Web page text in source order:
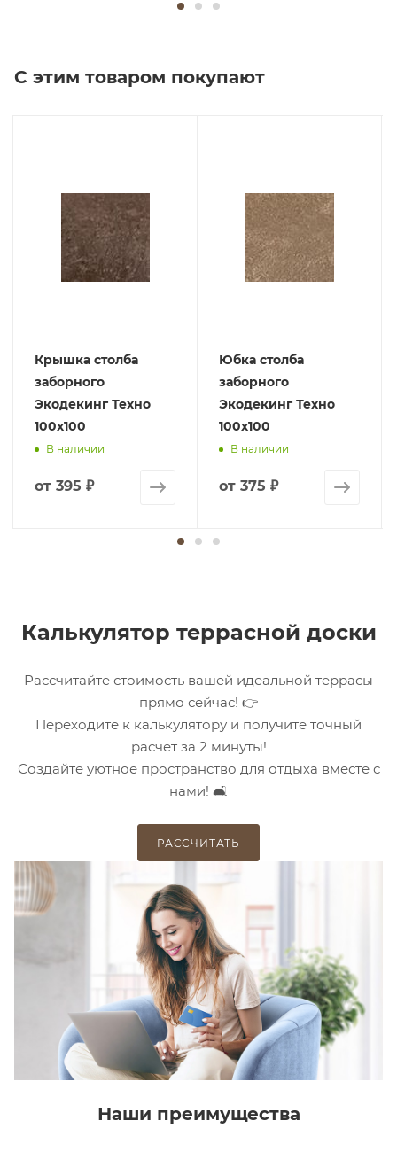
С этим товаром покупают
Крышка столба
заборного
Экодекинг Техно
100х100
В наличии
от 395 ₽
Юбка столба
заборного
Экодекинг Техно
100х100
В наличии
от 375 ₽
Калькулятор террасной доски
Рассчитайте стоимость вашей идеальной террасы
прямо сейчас! 👉
Переходите к калькулятору и получите точный
расчет за 2 минуты!
Создайте уютное пространство для отдыха вместе с
нами! 🛋️
РАССЧИТАТЬ
Наши преимущества